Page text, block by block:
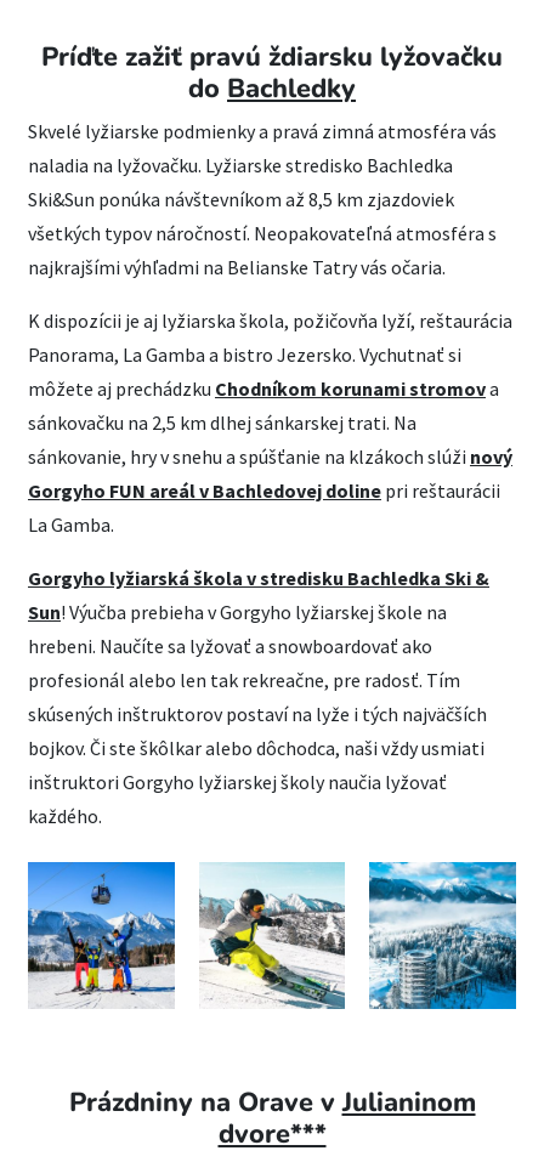
Príďte zažiť pravú ždiarsku lyžovačku
do Bachledky
Skvelé lyžiarske podmienky a pravá zimná atmosféra vás
naladia na lyžovačku. Lyžiarske stredisko Bachledka
Ski&Sun ponúka návštevníkom až 8,5 km zjazdoviek
všetkých typov náročností. Neopakovateľná atmosféra s
najkrajšími výhľadmi na Belianske Tatry vás očaria.
K dispozícii je aj lyžiarska škola, požičovňa lyží, reštaurácia
Panorama, La Gamba a bistro Jezersko. Vychutnať si
môžete aj prechádzku Chodníkom korunami stromova
sánkovačku na 2,5 km dlhej sánkarskej trati. Na
sánkovanie, hry v snehu a spúšťanie na klzákoch slúži nový
Gorgyho FUN areál v Bachledovej doline pri reštaurácii
La Gamba.
Gorgyho lyžiarská škola v stredisku Bachledka Ski &
Sun! Výučba prebieha v Gorgyho lyžiarskej škole na
hrebeni. Naučíte sa lyžovať a snowboardovať ako
profesionál alebo len tak rekreačne, pre radosť. Tím
skúsených inštruktorov postaví na lyže i tých najväčších
bojkov. Či ste škôlkar alebo dôchodca, naši vždy usmiati
inštruktori Gorgyho lyžiarskej školy naučia lyžovať
každého.
Prázdniny na Orave vJulianinom
dvore***